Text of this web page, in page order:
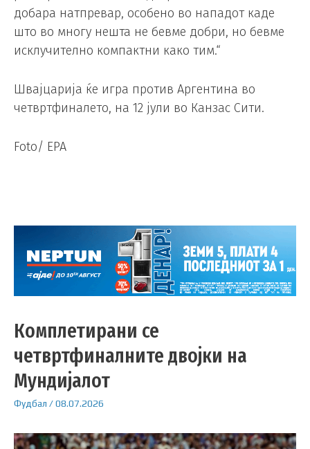
добара натпревар, особено во нападот каде
што во многу нешта не бевме добри, но бевме
исклучително компактни како тим.“
Швајцарија ќе игра против Аргентина во
четвртфиналето, на 12 јули во Канзас Сити.
Foto/ EPA
Комплетирани се
четвртфиналните двојки на
Мундијалот
Фудбал /08.07.2026